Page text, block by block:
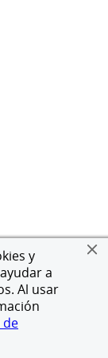
y
a
Al usar
de